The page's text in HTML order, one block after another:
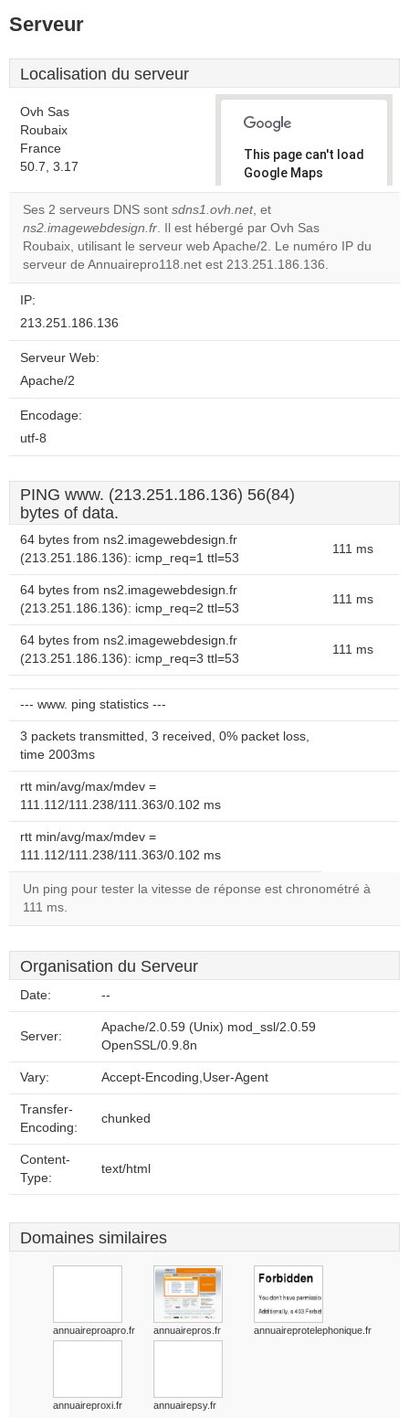
Serveur
Localisation du serveur
Ovh Sas
Roubaix
France
50.7, 3.17
This page can't load
Google Maps
correctly.
Do you
own this
website?
OK
Ses 2 serveurs DNS sont sdns1.ovh.net, et
ns2.imagewebdesign.fr. Il est hébergé par Ovh Sas
Roubaix, utilisant le serveur web Apache/2. Le numéro IP du
serveur de Annuairepro118.net est 213.251.186.136.
IP:
213.251.186.136
Serveur Web:
Apache/2
Encodage:
utf-8
PING www. (213.251.186.136) 56(84)
bytes of data.
64 bytes from ns2.imagewebdesign.fr
(213.251.186.136): icmp_req=1 ttl=53
111 ms
64 bytes from ns2.imagewebdesign.fr
(213.251.186.136): icmp_req=2 ttl=53
111 ms
64 bytes from ns2.imagewebdesign.fr
(213.251.186.136): icmp_req=3 ttl=53
111 ms
--- www. ping statistics ---
3 packets transmitted, 3 received, 0% packet loss,
time 2003ms
rtt min/avg/max/mdev =
111.112/111.238/111.363/0.102 ms
rtt min/avg/max/mdev =
111.112/111.238/111.363/0.102 ms
Un ping pour tester la vitesse de réponse est chronométré à
111 ms.
Organisation du Serveur
Date: --
Server:
Apache/2.0.59 (Unix) mod_ssl/2.0.59
OpenSSL/0.9.8n
Vary: Accept-Encoding,User-Agent
Transfer-
Encoding:
chunked
Content-
Type:
text/html
Domaines similaires
annuaireproapro.fr annuairepros.fr annuaireprotelephonique.fr
annuaireproxi.fr annuairepsy.fr